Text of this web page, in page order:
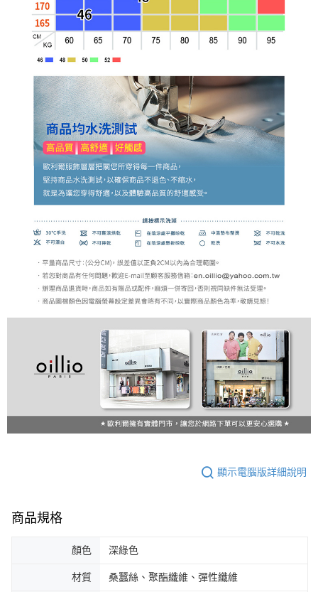
顯示電腦版詳細說明
商品規格
顏色 深綠色
材質 桑蠶絲、聚酯纖維、彈性纖維